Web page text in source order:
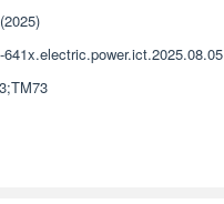
641x.electric.power.ict.2025.08.05